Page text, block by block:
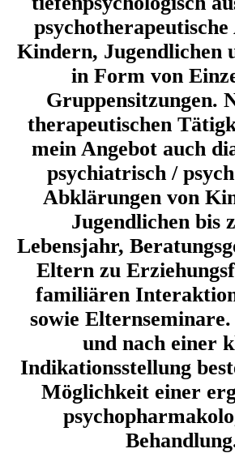
Kindern, Jugendlichen
in Form von
Gruppensitzungen.
therapeutischen
mein Angebot auch
psychiatrisch /
Abklärungen von
Jugendlichen bis
Lebensjahr,
Eltern zu
familiären
sowie
und nach einer
Indikationsstellung
Möglichkeit einer